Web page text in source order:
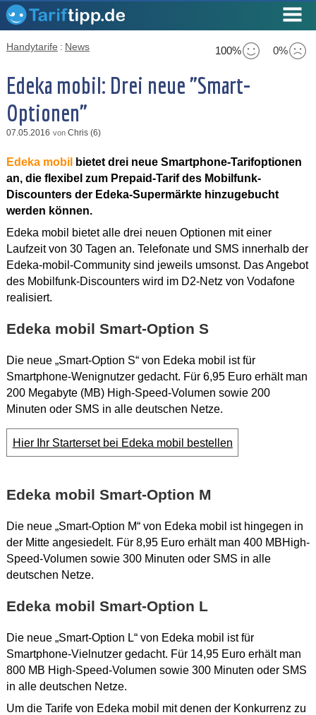
100% 0%
Handytarife : News
Edeka mobil: Drei neue "Smart-
Optionen"
07.05.2016 von Chris (6)
Edeka mobil
bietet drei neue Smartphone-Tarifoptionen
an, die flexibel zum Prepaid-Tarif des Mobilfunk-
Discounters der Edeka-Supermärkte hinzugebucht
werden können.
Edeka mobil bietet alle drei neuen Optionen mit einer
Laufzeit von 30 Tagen an. Telefonate und SMS innerhalb der
Edeka-mobil-Community sind jeweils umsonst. Das Angebot
des Mobilfunk-Discounters wird im D2-Netz von Vodafone
realisiert.
Edeka mobil Smart-Option S
Die neue „Smart-Option S“ von Edeka mobil ist für
Smartphone-Wenignutzer gedacht. Für 6,95 Euro erhält man
200 Megabyte (MB) High-Speed-Volumen sowie 200
Minuten oder SMS in alle deutschen Netze.
Hier Ihr Starterset bei Edeka mobil bestellen
Edeka mobil Smart-Option M
Die neue „Smart-Option M“ von Edeka mobil ist hingegen in
der Mitte angesiedelt. Für 8,95 Euro erhält man 400 MBHigh-
Speed-Volumen sowie 300 Minuten oder SMS in alle
deutschen Netze.
Edeka mobil Smart-Option L
Die neue „Smart-Option L“ von Edeka mobil ist für
Smartphone-Vielnutzer gedacht. Für 14,95 Euro erhält man
800 MB High-Speed-Volumen sowie 300 Minuten oder SMS
in alle deutschen Netze.
Um die Tarife von Edeka mobil mit denen der Konkurrenz zu